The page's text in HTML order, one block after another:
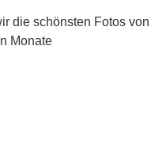
die schönsten Fotos von
Monate